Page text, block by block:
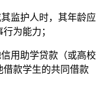
监护人时，其年龄应
为能力；
用助学贷款（或高校
借款学生的共同借款